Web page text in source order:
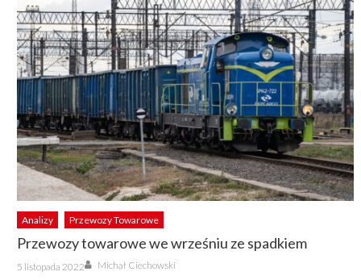
Analizy Przewozy Towarowe
Przewozy towarowe we wrześniu ze spadkiem
Posted
on
5 listopada 2022 Author
Michał Ciechowski